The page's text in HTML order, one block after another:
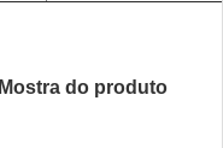
Mostra do produto